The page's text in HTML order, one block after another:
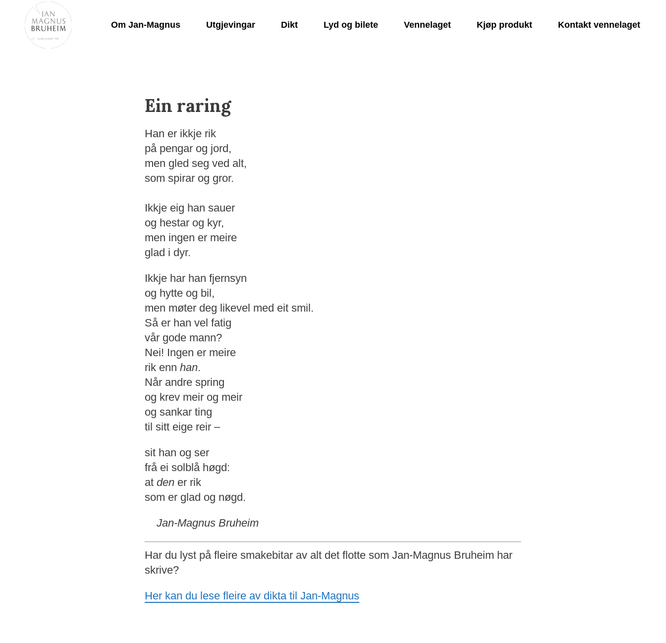
Content
Om Jan-Magnus Utgjevingar Dikt Lyd og bilete Vennelaget Kjøp produkt Kontakt vennelaget
Ein raring
Han er ikkje rik
på pengar og jord,
men gled seg ved alt,
som spirar og gror.
Ikkje eig han sauer
og hestar og kyr,
men ingen er meire
glad i dyr.
Ikkje har han fjernsyn
og hytte og bil,
men møter deg likevel med eit smil.
Så er han vel fatig
vår gode mann?
Nei! Ingen er meire
rik enn han.
Når andre spring
og krev meir og meir
og sankar ting
til sitt eige reir –
sit han og ser
frå ei solblå høgd:
at den er rik
som er glad og nøgd.
Jan-Magnus Bruheim
Har du lyst på fleire smakebitar av alt det flotte som Jan-Magnus Bruheim har
skrive?
Her kan du lese fleire av dikta til Jan-Magnus